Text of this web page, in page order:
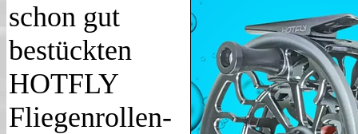
schon gut
bestückten
HOTFLY
Fliegenrollen-